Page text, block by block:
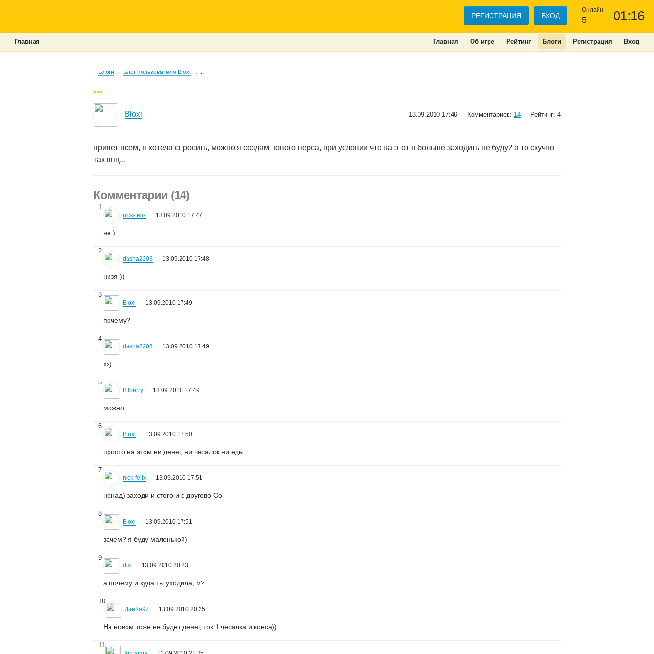
01:16
Онлайн
5
РЕГИСТРАЦИЯ ВХОД
Главная Об игре Рейтинг Блоги Регистрация Вход
Главная
Блоги → Блог пользователя Bloxi → ...
...
Bloxi 13.09.2010 17:46 Комментариев: 14 Рейтинг: 4
привет всем, я хотела спросить, можно я создам нового перса, при условии что на этот я больше заходить не буду? а то скучно
так ппц...
Комментарии (14)
1
nick-felix 13.09.2010 17:47
не )
2
dasha2203 13.09.2010 17:48
низя ))
3
Bloxi 13.09.2010 17:49
почему?
4
dasha2203 13.09.2010 17:49
хз)
5
Bilberry 13.09.2010 17:49
можно
6
Bloxi 13.09.2010 17:50
просто на этом ни денег, ни чесалок ни еды...
7
nick-felix 13.09.2010 17:51
ненад) заходи и стого и с другово Оо
8
Bloxi 13.09.2010 17:51
зачем? я буду маленькой)
9
dixi 13.09.2010 20:23
а почему и куда ты уходила, м?
10
ДанКа97 13.09.2010 20:25
На новом тоже не будет денег, ток 1 чесалка и конса))
11